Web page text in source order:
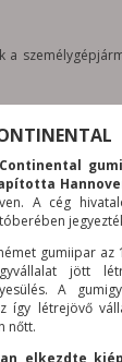
Continental
A cég
gumiipar az
jött
A
így létrejövő
nőtt.
elkezdte